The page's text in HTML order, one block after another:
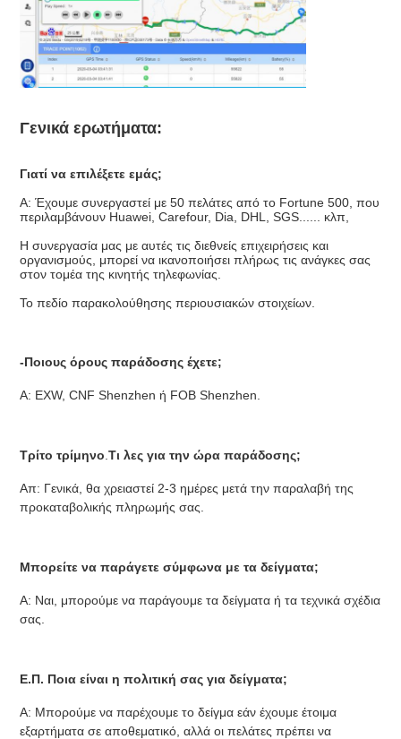
Γενικά ερωτήματα:
Γιατί να επιλέξετε εμάς;
Α: Έχουμε συνεργαστεί με 50 πελάτες από το Fortune 500, που
περιλαμβάνουν Huawei, Carefour, Dia, DHL, SGS...... κλπ,
Η συνεργασία μας με αυτές τις διεθνείς επιχειρήσεις και
οργανισμούς, μπορεί να ικανοποιήσει πλήρως τις ανάγκες σας
στον τομέα της κινητής τηλεφωνίας.
Το πεδίο παρακολούθησης περιουσιακών στοιχείων.
-Ποιους όρους παράδοσης έχετε;
Α: EXW, CNF Shenzhen ή FOB Shenzhen.
Τρίτο τρίμηνο Τι λες για την ώρα παράδοσης;
Απ: Γενικά, θα χρειαστεί 2-3 ημέρες μετά την παραλαβή της
προκαταβολικής πληρωμής σας.
Μπορείτε να παράγετε σύμφωνα με τα δείγματα;
Α: Ναι, μπορούμε να παράγουμε τα δείγματα ή τα τεχνικά σχέδια
σας.
Ε.Π. Ποια είναι η πολιτική σας για δείγματα;
Α: Μπορούμε να παρέχουμε το δείγμα εάν έχουμε έτοιμα
εξαρτήματα σε αποθεματικό, αλλά οι πελάτες πρέπει να